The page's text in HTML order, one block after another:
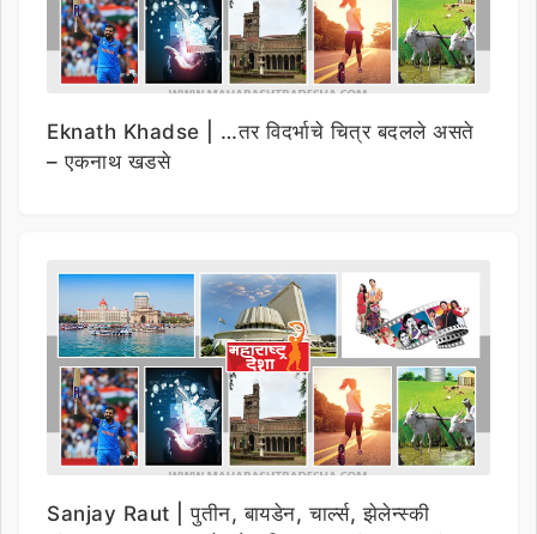
Eknath Khadse | …तर विदर्भाचे चित्र बदलले असते
– एकनाथ खडसे
Sanjay Raut | पुतीन, बायडेन, चार्ल्स, झेलेन्स्की